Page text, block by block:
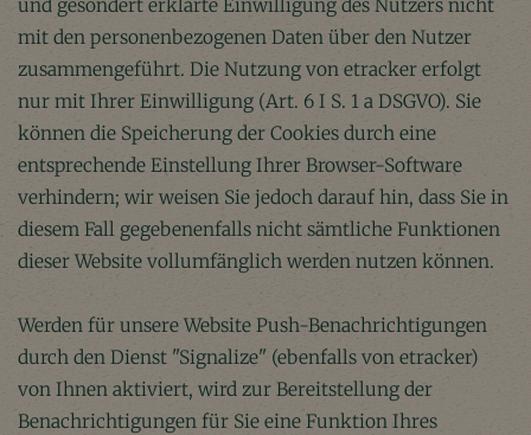
und gesondert erklärte Einwilligung des Nutzers nicht
mit den personenbezogenen Daten über den Nutzer
zusammengeführt. Die Nutzung von etracker erfolgt
nur mit Ihrer Einwilligung (Art. 6 I S. 1 a DSGVO). Sie
können die Speicherung der Cookies durch eine
entsprechende Einstellung Ihrer Browser-Software
verhindern; wir weisen Sie jedoch darauf hin, dass Sie in
diesem Fall gegebenenfalls nicht sämtliche Funktionen
dieser Website vollumfänglich werden nutzen können.
Werden für unsere Website Push-Benachrichtigungen
durch den Dienst "Signalize" (ebenfalls von etracker)
von Ihnen aktiviert, wird zur Bereitstellung der
Benachrichtigungen für Sie eine Funktion Ihres